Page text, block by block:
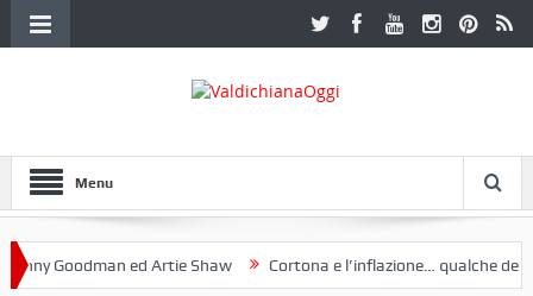
Menu
Goodman ed Artie Shaw Cortona e l’inflazione… qualche